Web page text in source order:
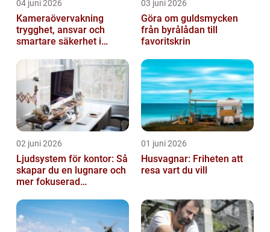
04 juni 2026
Kameraövervakning
trygghet, ansvar och
smartare säkerhet i
03 juni 2026
Göra om guldsmycken
från byrålådan till
favoritskrin
02 juni 2026
Ljudsystem för kontor: Så
skapar du en lugnare och
mer fokuserad
01 juni 2026
Husvagnar: Friheten att
resa vart du vill